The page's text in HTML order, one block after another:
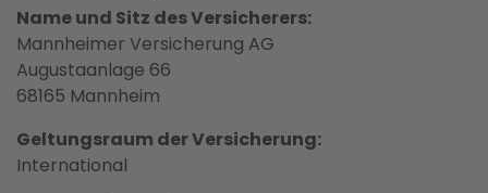
Name und Sitz des Versicherers:
Mannheimer Versicherung AG
Augustaanlage 66
68165 Mannheim
Geltungsraum der Versicherung:
International